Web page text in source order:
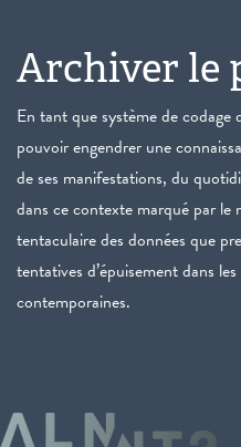
Archiver le
En tant que système de codage
pouvoir engendrer une
de ses manifestations, du
dans ce contexte marqué par le
tentaculaire des données que
tentatives d’épuisement dans
contemporaines.